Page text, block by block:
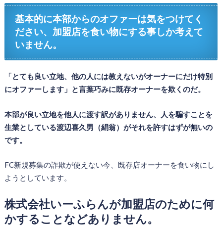
基本的に本部からのオファーは気をつけてく
ださい、加盟店を食い物にする事しか考えて
いません。
「とても良い立地、他の人には教えないがオーナーにだけ特別
にオファーします」と言葉巧みに既存オーナーを欺くのだ。
本部が良い立地を他人に渡す訳がありません、人を騙すことを
生業としている渡辺喜久男（絹翁）がそれを許すはずが無いの
です。
FC新規募集の詐欺が使えない今、既存店オーナーを食い物にし
ようとしています。
株式会社いーふらんが加盟店のために何
かすることなどありません。